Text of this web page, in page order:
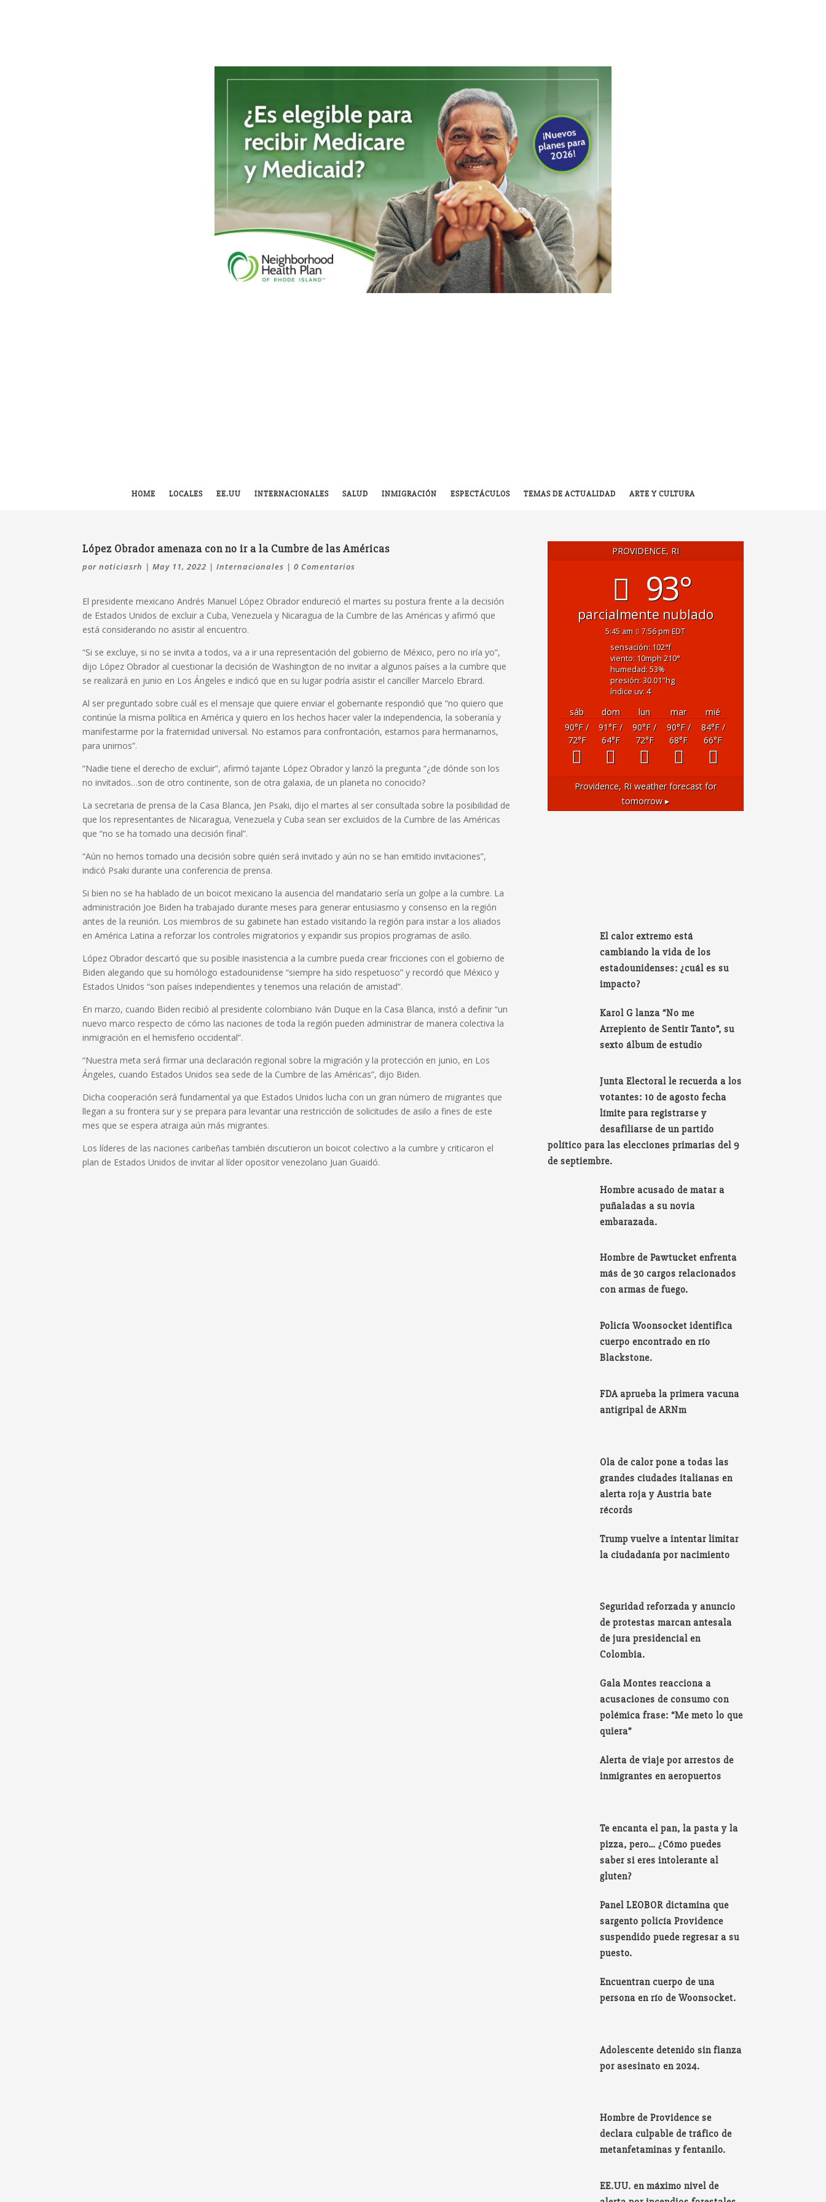
HOME LOCALES EE.UU INTERNACIONALES SALUD INMIGRACIÓN ESPECTÁCULOS TEMAS DE ACTUALIDAD ARTE Y CULTURA
López Obrador amenaza con no ir a la Cumbre de las Américas
pornoticiasrh |May 11, 2022 |Internacionales |0 Comentarios
El presidente mexicano Andrés Manuel López Obrador endureció el martes su postura frente a la decisión
de Estados Unidos de excluir a Cuba, Venezuela y Nicaragua de la Cumbre de las Américas y afirmó que
está considerando no asistir al encuentro.
“Si se excluye, si no se invita a todos, va a ir una representación del gobierno de México, pero no iría yo”,
dijo López Obrador al cuestionar la decisión de Washington de no invitar a algunos países a la cumbre que
se realizará en junio en Los Ángeles e indicó que en su lugar podría asistir el canciller Marcelo Ebrard.
Al ser preguntado sobre cuál es el mensaje que quiere enviar el gobernante respondió que “no quiero que
continúe la misma política en América y quiero en los hechos hacer valer la independencia, la soberanía y
manifestarme por la fraternidad universal. No estamos para confrontación, estamos para hermanarnos,
para unirnos”.
“Nadie tiene el derecho de excluir”, afirmó tajante López Obrador y lanzó la pregunta “¿de dónde son los
no invitados…son de otro continente, son de otra galaxia, de un planeta no conocido?
La secretaria de prensa de la Casa Blanca, Jen Psaki, dijo el martes al ser consultada sobre la posibilidad de
que los representantes de Nicaragua, Venezuela y Cuba sean ser excluidos de la Cumbre de las Américas
que “no se ha tomado una decisión final”.
“Aún no hemos tomado una decisión sobre quién será invitado y aún no se han emitido invitaciones”,
indicó Psaki durante una conferencia de prensa.
Si bien no se ha hablado de un boicot mexicano la ausencia del mandatario sería un golpe a la cumbre. La
administración Joe Biden ha trabajado durante meses para generar entusiasmo y consenso en la región
antes de la reunión. Los miembros de su gabinete han estado visitando la región para instar a los aliados
en América Latina a reforzar los controles migratorios y expandir sus propios programas de asilo.
López Obrador descartó que su posible inasistencia a la cumbre pueda crear fricciones con el gobierno de
Biden alegando que su homólogo estadounidense “siempre ha sido respetuoso” y recordó que México y
Estados Unidos “son países independientes y tenemos una relación de amistad”.
En marzo, cuando Biden recibió al presidente colombiano Iván Duque en la Casa Blanca, instó a definir “un
nuevo marco respecto de cómo las naciones de toda la región pueden administrar de manera colectiva la
inmigración en el hemisferio occidental”.
“Nuestra meta será firmar una declaración regional sobre la migración y la protección en junio, en Los
Ángeles, cuando Estados Unidos sea sede de la Cumbre de las Américas”, dijo Biden.
Dicha cooperación será fundamental ya que Estados Unidos lucha con un gran número de migrantes que
llegan a su frontera sur y se prepara para levantar una restricción de solicitudes de asilo a fines de este
mes que se espera atraiga aún más migrantes.
Los líderes de las naciones caribeñas también discutieron un boicot colectivo a la cumbre y criticaron el
plan de Estados Unidos de invitar al líder opositor venezolano Juan Guaidó.
PROVIDENCE, RI
93°
parcialmente nublado
5:45 am 7:56 pm EDT
sensación: 102°f
viento: 10mph210°
humedad: 53%
presión: 30.01"hg
índice uv: 4
sáb dom lun mar
mié
90°F/
72°F
91°F/
64°F
90°F/
72°F
90°F/
68°F
84°F/
66°F
Providence, RIweather forecast for
tomorrow ▸
El calor extremo está
cambiando la vida de los
estadounidenses: ¿cuál es su
impacto?
Karol G lanza “No me
Arrepiento de Sentir Tanto”, su
sexto álbum de estudio
Junta Electoral le recuerda a los
votantes: 10 de agosto fecha
límite para registrarse y
desafiliarse de un partido
político para las elecciones primarias del 9
de septiembre.
Hombre acusado de matar a
puñaladas a su novia
embarazada.
Hombre de Pawtucket enfrenta
más de 30 cargos relacionados
con armas de fuego.
Policía Woonsocket identifica
cuerpo encontrado en río
Blackstone.
FDA aprueba la primera vacuna
antigripal de ARNm
Ola de calor pone a todas las
grandes ciudades italianas en
alerta roja y Austria bate
récords
Trump vuelve a intentar limitar
la ciudadanía por nacimiento
Seguridad reforzada y anuncio
de protestas marcan antesala
de jura presidencial en
Colombia.
Gala Montes reacciona a
acusaciones de consumo con
polémica frase: “Me meto lo que
quiera”
Alerta de viaje por arrestos de
inmigrantes en aeropuertos
Te encanta el pan, la pasta y la
pizza, pero… ¿Cómo puedes
saber si eres intolerante al
gluten?
Panel LEOBOR dictamina que
sargento policía Providence
suspendido puede regresar a su
puesto.
Encuentran cuerpo de una
persona en río de Woonsocket.
Adolescente detenido sin fianza
por asesinato en 2024.
Hombre de Providence se
declara culpable de tráfico de
metanfetaminas y fentanilo.
EE.UU. en máximo nivel de